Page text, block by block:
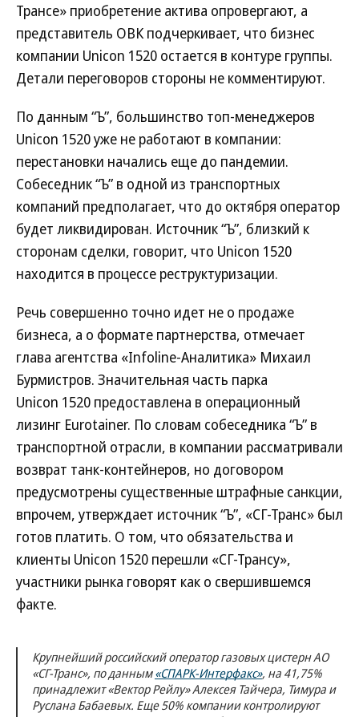
Трансе» приобретение актива опровергают, а
представитель ОВК подчеркивает, что бизнес
компании Unicon 1520 остается в контуре группы.
Детали переговоров стороны не комментируют.
По данным “Ъ”, большинство топ-менеджеров
Unicon 1520 уже не работают в компании:
перестановки начались еще до пандемии.
Собеседник “Ъ” в одной из транспортных
компаний предполагает, что до октября оператор
будет ликвидирован. Источник “Ъ”, близкий к
сторонам сделки, говорит, что Unicon 1520
находится в процессе реструктуризации.
Речь совершенно точно идет не о продаже
бизнеса, а о формате партнерства, отмечает
глава агентства «Infoline-Аналитика» Михаил
Бурмистров. Значительная часть парка
Unicon 1520 предоставлена в операционный
лизинг Eurotainer. По словам собеседника “Ъ” в
транспортной отрасли, в компании рассматривали
возврат танк-контейнеров, но договором
предусмотрены существенные штрафные санкции,
впрочем, утверждает источник “Ъ”, «СГ-Транс» был
готов платить. О том, что обязательства и
клиенты Unicon 1520 перешли «СГ-Трансу»,
участники рынка говорят как о свершившемся
факте.
Крупнейший российский оператор газовых цистерн АО
«СГ-Транс», по данным«СПАРК-Интерфакс», на 41,75%
принадлежит «Вектор Рейлу» Алексея Тайчера, Тимура и
Руслана Бабаевых. Еще 50% компании контролируют